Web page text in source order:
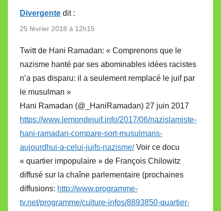
Divergente dit :
25 février 2018 à 12h15
Twitt de Hani Ramadan: « Comprenons que le
nazisme hanté par ses abominables idées racistes
n’a pas disparu: il a seulement remplacé le juif par
le musulman »
Hani Ramadan (@_HaniRamadan) 27 juin 2017
https://www.lemondejuif.info/2017/06/nazislamiste-
hani-ramadan-compare-sort-musulmans-
aujourdhui-a-celui-juifs-nazisme/Voir ce docu
« quartier impopulaire » de François Chilowitz
diffusé sur la chaîne parlementaire (prochaines
diffusions: http://www.programme-
tv.net/programme/culture-infos/8893850-quartier-